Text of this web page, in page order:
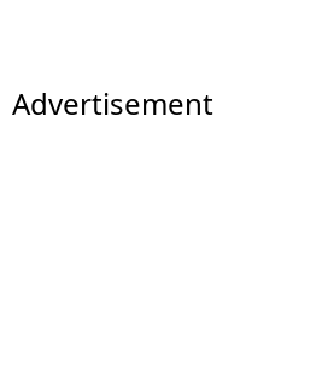
Advertisement